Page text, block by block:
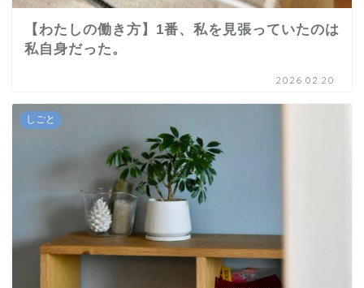
【わたしの働き方】1番、私を見張っていたのは
私自身だった。
2026.02.20
しごと